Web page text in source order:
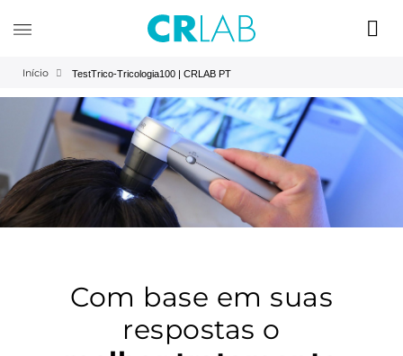
Início TestTrico-Tricologia100 | CRLAB PT
Com base em suas
respostas o